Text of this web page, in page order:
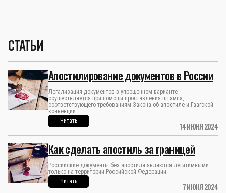
СТАТЬИ
14 ИЮНЯ 2024
Апостилирование документов в России
Легализация документов в упрощенном варианте
осуществляется при помощи проставления штампа,
соответствующего требованиям Закона об апостиле и Гаагской
конвенции.
Читать
7 ИЮНЯ 2024
Как сделать апостиль за границей
Российские документы без апостиля являются легитимными
только на территории Российской Федерации.
Читать